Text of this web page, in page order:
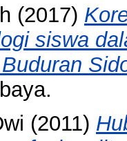
(2017)
siswa
(2011)